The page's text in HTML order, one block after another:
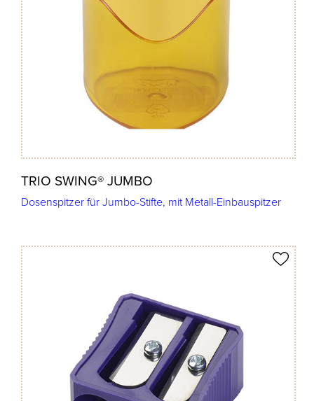
TRIO SWING® JUMBO
Dosenspitzer für Jumbo-Stifte, mit Metall-Einbauspitzer